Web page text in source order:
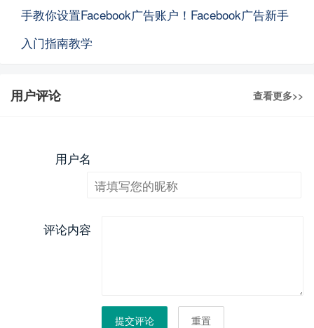
手教你设置Facebook广告账户！Facebook广告新手
入门指南教学
用户评论 查看更多>>
用户名
评论内容
提交评论 重置